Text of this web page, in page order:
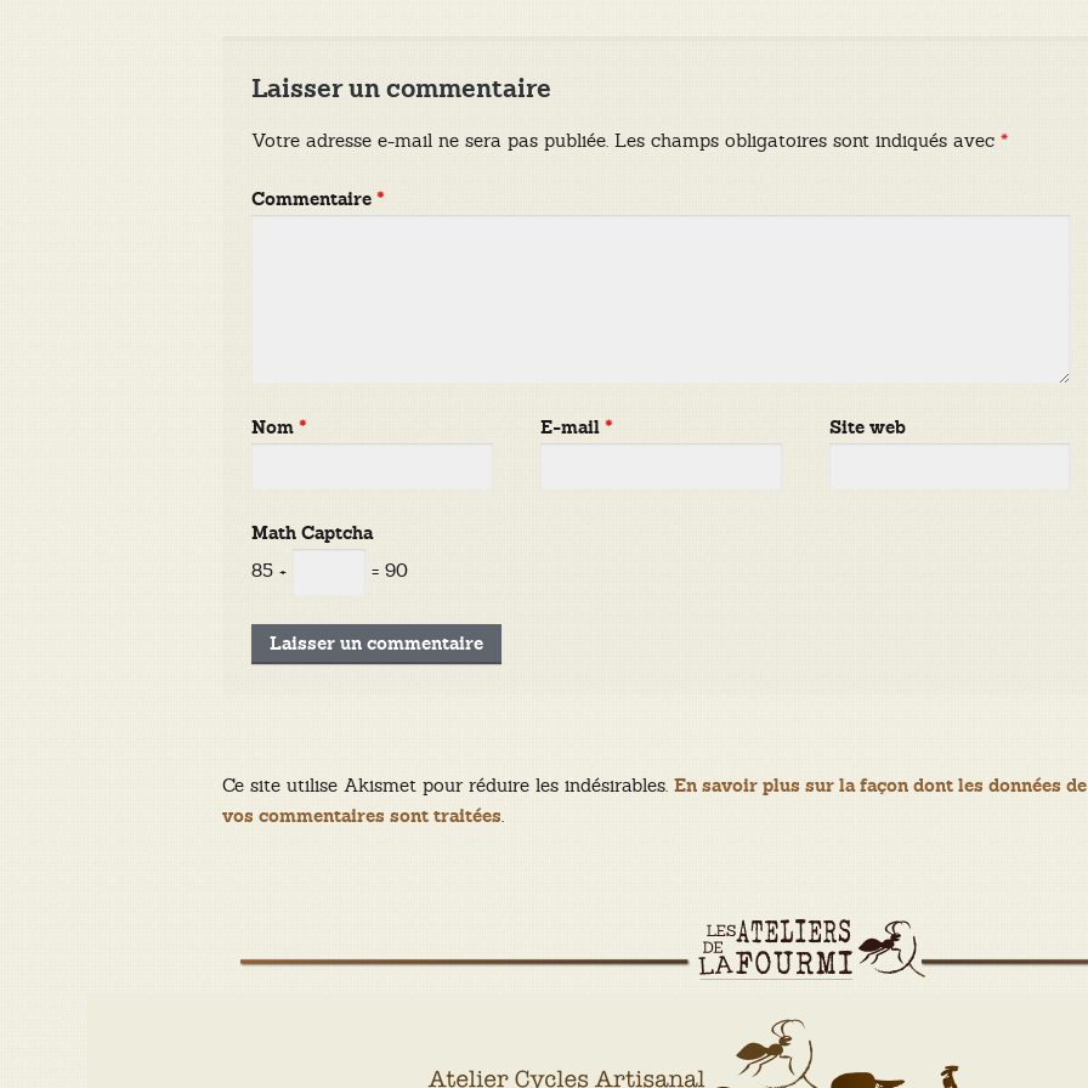
Laisser un commentaire
Votre adresse e-mail ne sera pas publiée. Les champs obligatoires sont indiqués avec*
Commentaire*
Nom* E-mail* Site web
Math Captcha
85 +
= 90
Ce site utilise Akismet pour réduire les indésirables.En savoir plus sur la façon dont les données de
vos commentaires sont traitées.